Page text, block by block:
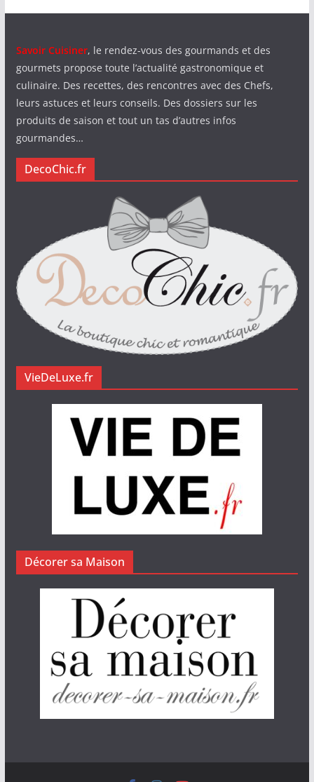
Savoir Cuisiner, le rendez-vous des gourmands et des
gourmets propose toute l’actualité gastronomique et
culinaire. Des recettes, des rencontres avec des Chefs,
leurs astuces et leurs conseils. Des dossiers sur les
produits de saison et tout un tas d’autres infos
gourmandes…
DecoChic.fr
VieDeLuxe.fr
Décorer sa Maison